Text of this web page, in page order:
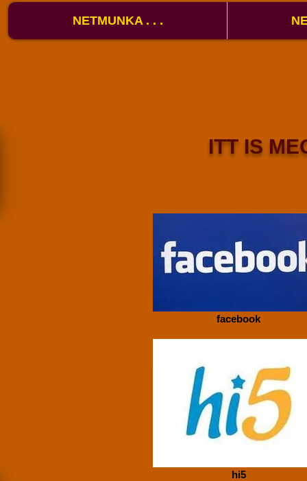
NETMUNKA . . .
ITT IS
facebook
hi5